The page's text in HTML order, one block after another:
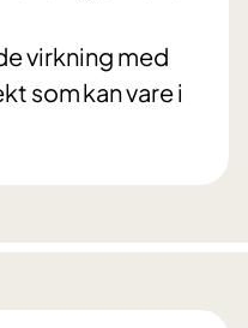
virkning med
som kan vare i